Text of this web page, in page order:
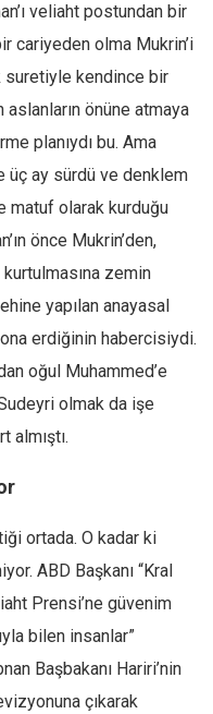
veliaht postundan bir
cariyeden olma Mukrin’i
suretiyle kendince bir
aslanların önüne atmaya
planıydı bu. Ama
üç ay sürdü ve denklem
matuf olarak kurduğu
önce Mukrin’den,
zemin
yapılan anayasal
erdiğinin habercisiydi.
oğul Muhammed’e
olmak da işe
almıştı.
ortada. O kadar ki
ABD Başkanı “Kral
Prensi’ne güvenim
bilen insanlar”
Başbakanı Hariri’nin
çıkarak